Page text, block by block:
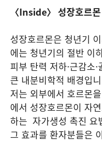
〈Inside〉 성장호르
성장호르몬은 청년기
에는 청년기의 절반 이
피부 탄력 저하·근감소
큰 내분비학적 배경입
저는 외부에서 호르몬
에서 성장호르몬이 자
하는 자가생성 촉진 요
그 효과를 환자분들은